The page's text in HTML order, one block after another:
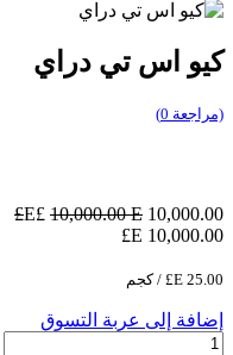
كيو اس تي دراي
(مراجعة 0)
10,000.00
10,000.00E£
10,000.00
25.00
/كجم
إضافة إلى عربة التسوق